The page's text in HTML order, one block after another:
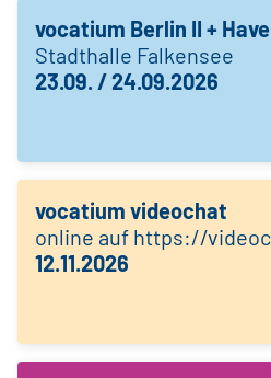
vocatium Berlin II +
Stadthalle Falkensee
23.09. / 24.09.2026
vocatium videochat
online auf https://
12.11.2026